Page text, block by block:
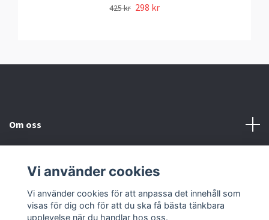
425 kr 298 kr
Om oss
Sociala medier
Vi använder cookies
Vi använder cookies för att anpassa det innehåll som
visas för dig och för att du ska få bästa tänkbara
upplevelse när du handlar hos oss.